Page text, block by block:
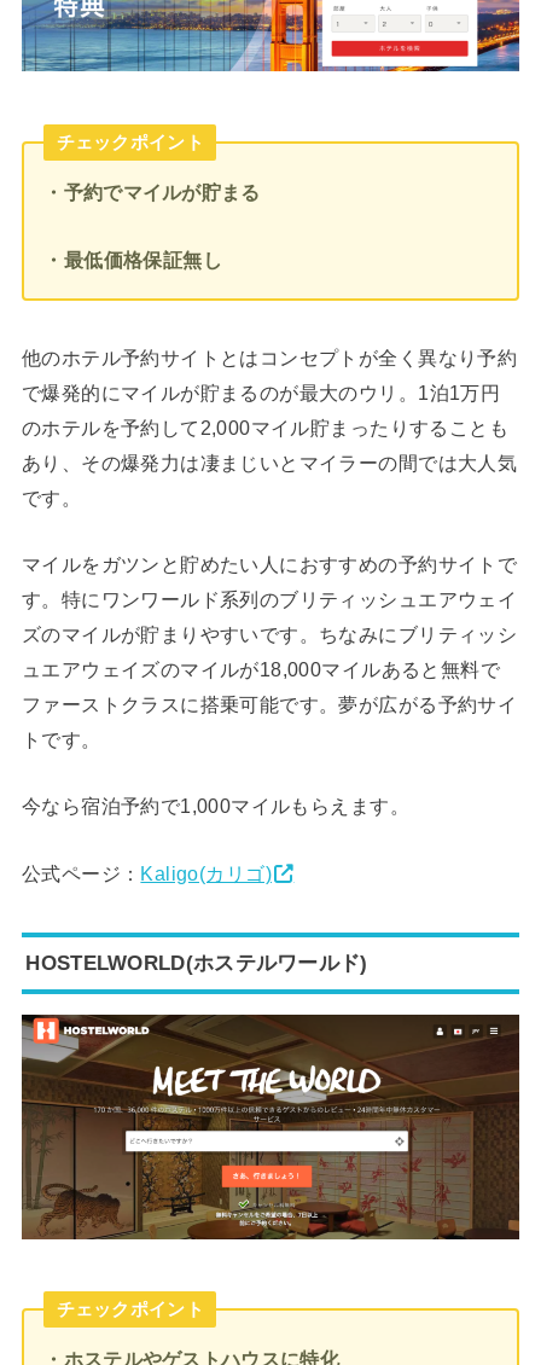
チェックポイント
・予約でマイルが貯まる
・最低価格保証無し
他のホテル予約サイトとはコンセプトが全く異なり予約
で爆発的にマイルが貯まるのが最大のウリ。1泊1万円
のホテルを予約して2,000マイル貯まったりすることも
あり、その爆発力は凄まじいとマイラーの間では大人気
です。
マイルをガツンと貯めたい人におすすめの予約サイトで
す。特にワンワールド系列のブリティッシュエアウェイ
ズのマイルが貯まりやすいです。ちなみにブリティッシ
ュエアウェイズのマイルが18,000マイルあると無料で
ファーストクラスに搭乗可能です。夢が広がる予約サイ
トです。
今なら宿泊予約で1,000マイルもらえます。
公式ページ： Kaligo(カリゴ)
HOSTELWORLD(ホステルワールド)
チェックポイント
・ホステルやゲストハウスに特化